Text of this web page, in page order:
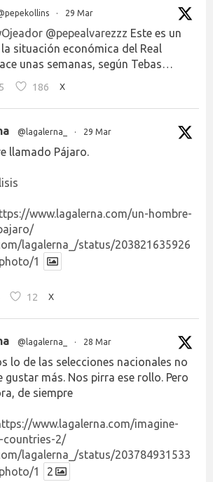
· 29 Mar
@pepealvarezzz Este es un
situación económica del Real
unas semanas, según Tebas…
186 X
@lagalerna_ · 29 Mar
llamado Pájaro.
www.lagalerna.com/un-hombre-
lagalerna_/status/203821635926
1
12 X
@lagalerna_ · 28 Mar
lo de las selecciones nacionales no
gustar más. Nos pirra ese rollo. Pero
de siempre
www.lagalerna.com/imagine-
countries-2/
lagalerna_/status/203784931533
1
2